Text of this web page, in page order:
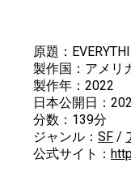
原題：
製作国：アメリ
製作年：2022
日本公開日：
分数：139分
ジャンル： SF /
公式サイト：